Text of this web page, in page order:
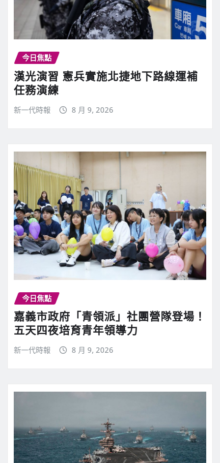
今日焦點
漢光演習 憲兵實施北捷地下路線運補
任務演練
新一代時報 8 月 9, 2026
今日焦點
嘉義市政府「青領派」社團營隊登場！
五天四夜培育青年領導力
新一代時報 8 月 9, 2026